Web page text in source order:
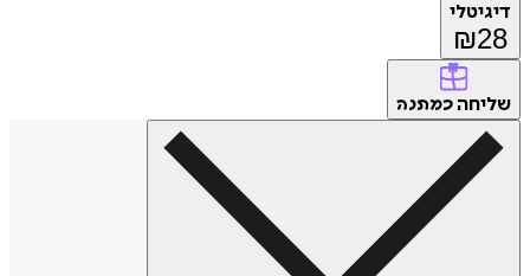
דיגיטלי
₪28
שליחה כמתנה